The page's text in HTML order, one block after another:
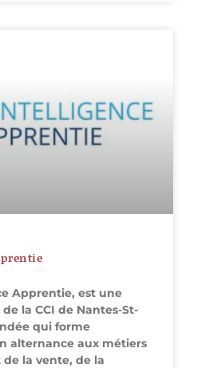
Apprentie, est une
la CCI de Nantes-St-
qui forme
alternance aux métiers
la vente, de la